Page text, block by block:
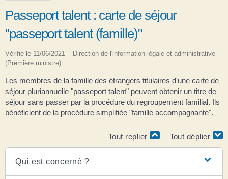
Passeport talent : carte de séjour
"passeport talent (famille)"
Vérifié le 11/06/2021 – Direction de l'information légale et administrative
(Première ministre)
Les membres de la famille des étrangers titulaires d'une carte de
séjour pluriannuelle "passeport talent" peuvent obtenir un titre de
séjour sans passer par la procédure du regroupement familial. Ils
bénéficient de la procédure simplifiée "famille accompagnante".
Tout replier Tout déplier
Qui est concerné ?